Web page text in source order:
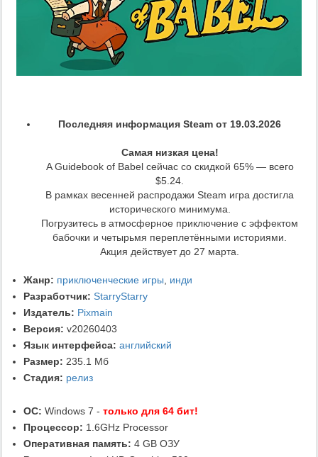
Последняя информация Steam от 19.03.2026
Самая низкая цена!
A Guidebook of Babel сейчас со скидкой 65% — всего
$5.24.
В рамках весенней распродажи Steam игра достигла
исторического минимума.
Погрузитесь в атмосферное приключение с эффектом
бабочки и четырьмя переплетёнными историями.
Акция действует до 27 марта.
Жанр: приключенческие игры, инди
Разработчик: StarryStarry
Издатель: Pixmain
Версия: v20260403
Язык интерфейса: английский
Размер: 235.1 Мб
Стадия: релиз
ОС: Windows 7 - только для 64 бит!
Процессор: 1.6GHz Processor
Оперативная память: 4 GB ОЗУ